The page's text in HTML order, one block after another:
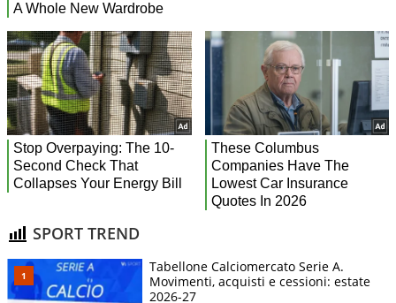
SPORT TREND
Tabellone Calciomercato Serie A.
Movimenti, acquisti e cessioni: estate
2026-27